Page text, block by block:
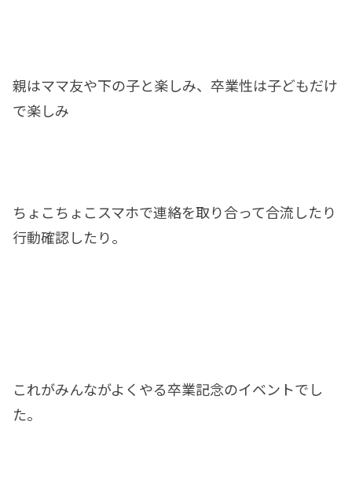
親はママ友や下の子と楽しみ、卒業性は子どもだけ
で楽しみ
ちょこちょこスマホで連絡を取り合って合流したり
行動確認したり。
これがみんながよくやる卒業記念のイベントでし
た。